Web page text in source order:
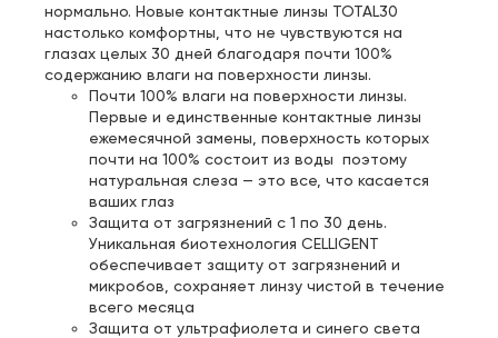
нормально. Новые контактные линзы TOTAL30
настолько комфортны, что не чувствуются на
глазах целых 30 дней благодаря почти 100%
содержанию влаги на поверхности линзы.
Почти 100% влаги на поверхности линзы.
Первые и единственные контактные линзы
ежемесячной замены, поверхность которых
почти на 100% состоит из воды поэтому
натуральная слеза — это все, что касается
ваших глаз
Защита от загрязнений с 1 по 30 день.
Уникальная биотехнология CELLIGENT
обеспечивает защиту от загрязнений и
микробов, сохраняет линзу чистой в течение
всего месяца
Защита от ультрафиолета и синего света